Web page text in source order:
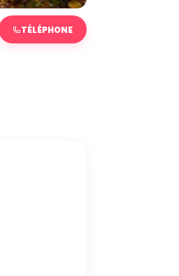
TÉLÉPHONE